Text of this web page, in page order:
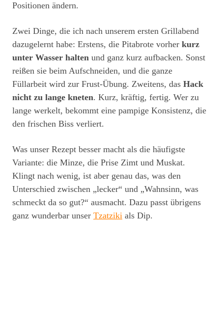
Positionen ändern.
Zwei Dinge, die ich nach unserem ersten Grillabend
dazugelernt habe: Erstens, die Pitabrote vorher kurz
unter Wasser halten und ganz kurz aufbacken. Sonst
reißen sie beim Aufschneiden, und die ganze
Füllarbeit wird zur Frust-Übung. Zweitens, das Hack
nicht zu lange kneten. Kurz, kräftig, fertig. Wer zu
lange werkelt, bekommt eine pampige Konsistenz, die
den frischen Biss verliert.
Was unser Rezept besser macht als die häufigste
Variante: die Minze, die Prise Zimt und Muskat.
Klingt nach wenig, ist aber genau das, was den
Unterschied zwischen „lecker“ und „Wahnsinn, was
schmeckt da so gut?“ ausmacht. Dazu passt übrigens
ganz wunderbar unser Tzatziki als Dip.